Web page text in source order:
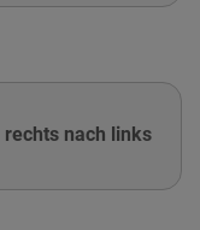
rechts nach links